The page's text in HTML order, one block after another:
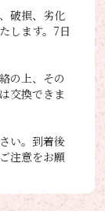
破損、劣化
します。7日
の上、その
交換できま
い。到着後
注意をお願